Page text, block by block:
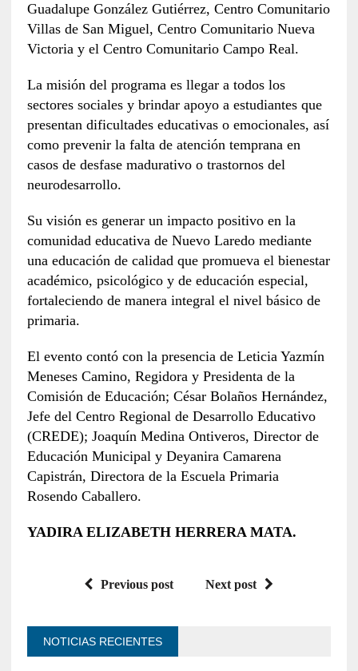
Guadalupe González Gutiérrez, Centro Comunitario
Villas de San Miguel, Centro Comunitario Nueva
Victoria y el Centro Comunitario Campo Real.
La misión del programa es llegar a todos los
sectores sociales y brindar apoyo a estudiantes que
presentan dificultades educativas o emocionales, así
como prevenir la falta de atención temprana en
casos de desfase madurativo o trastornos del
neurodesarrollo.
Su visión es generar un impacto positivo en la
comunidad educativa de Nuevo Laredo mediante
una educación de calidad que promueva el bienestar
académico, psicológico y de educación especial,
fortaleciendo de manera integral el nivel básico de
primaria.
El evento contó con la presencia de Leticia Yazmín
Meneses Camino, Regidora y Presidenta de la
Comisión de Educación; César Bolaños Hernández,
Jefe del Centro Regional de Desarrollo Educativo
(CREDE); Joaquín Medina Ontiveros, Director de
Educación Municipal y Deyanira Camarena
Capistrán, Directora de la Escuela Primaria
Rosendo Caballero.
YADIRA ELIZABETH HERRERA MATA.
Previous post Next post
NOTICIAS RECIENTES